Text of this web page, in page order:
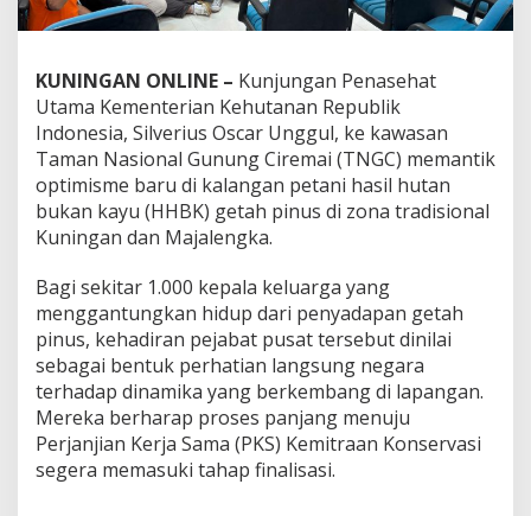
KUNINGAN ONLINE – Kunjungan Penasehat
Utama Kementerian Kehutanan Republik
Indonesia, Silverius Oscar Unggul, ke kawasan
Taman Nasional Gunung Ciremai (TNGC) memantik
optimisme baru di kalangan petani hasil hutan
bukan kayu (HHBK) getah pinus di zona tradisional
Kuningan dan Majalengka.
Bagi sekitar 1.000 kepala keluarga yang
menggantungkan hidup dari penyadapan getah
pinus, kehadiran pejabat pusat tersebut dinilai
sebagai bentuk perhatian langsung negara
terhadap dinamika yang berkembang di lapangan.
Mereka berharap proses panjang menuju
Perjanjian Kerja Sama (PKS) Kemitraan Konservasi
segera memasuki tahap finalisasi.